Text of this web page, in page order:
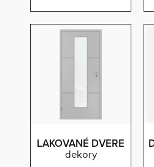
LAKOVANÉ DVERE
dekory